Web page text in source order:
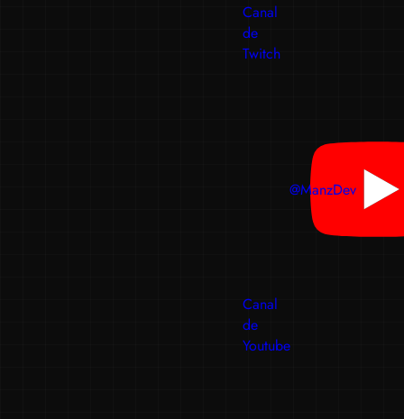
Canal
de
Twitch
@ManzDev
Canal
de
Youtube